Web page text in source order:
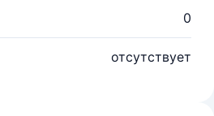
0
отсутствует